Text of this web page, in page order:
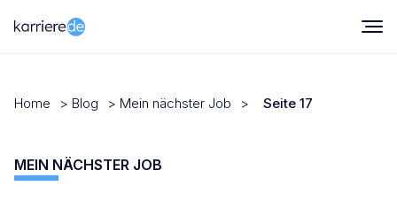
Home > Blog > Mein nächster Job > Seite 17
MEIN NÄCHSTER JOB